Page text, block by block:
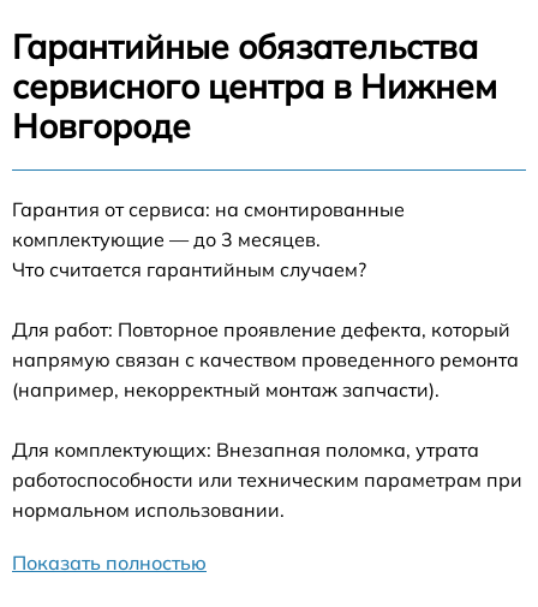
Гарантийные обязательства
сервисного центра в Нижнем
Новгороде
Гарантия от сервиса: на смонтированные
комплектующие — до 3 месяцев.
Что считается гарантийным случаем?
Для работ: Повторное проявление дефекта, который
напрямую связан с качеством проведенного ремонта
(например, некорректный монтаж запчасти).
Для комплектующих: Внезапная поломка, утрата
работоспособности или техническим параметрам при
нормальном использовании.
Показать полностью